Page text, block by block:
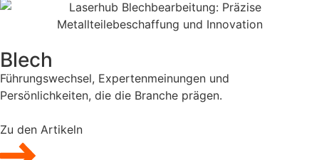
Blech
Führungswechsel, Expertenmeinungen und
Persönlichkeiten, die die Branche prägen.
Zu den Artikeln